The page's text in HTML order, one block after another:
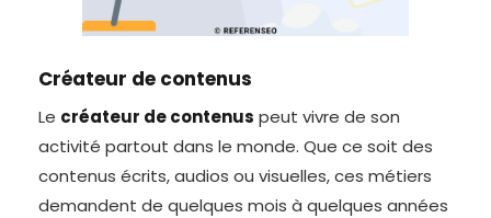
Créateur de contenus
Le créateur de contenus peut vivre de son
activité partout dans le monde. Que ce soit des
contenus écrits, audios ou visuelles, ces métiers
demandent de quelques mois à quelques années